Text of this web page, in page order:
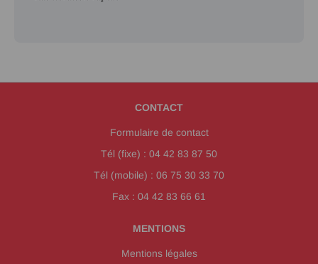
CONTACT
Formulaire de contact
Tél (fixe) : 04 42 83 87 50
Tél (mobile) : 06 75 30 33 70
Fax : 04 42 83 66 61
MENTIONS
Mentions légales